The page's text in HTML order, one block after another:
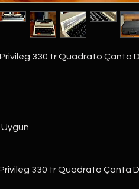
330 tr Quadrato Çanta
Uygun
330 tr Quadrato Çanta